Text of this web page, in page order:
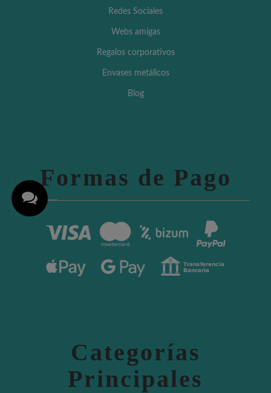
Redes Sociales
Webs amigas
Regalos corporativos
Envases metálicos
Blog
Formas de Pago
Categorías
Principales